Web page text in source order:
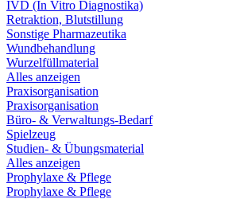
IVD (In Vitro Diagnostika)
Retraktion, Blutstillung
Sonstige Pharmazeutika
Wundbehandlung
Wurzelfüllmaterial
Alles anzeigen
Praxisorganisation
Praxisorganisation
Büro- & Verwaltungs-Bedarf
Spielzeug
Studien- & Übungsmaterial
Alles anzeigen
Prophylaxe & Pflege
Prophylaxe & Pflege